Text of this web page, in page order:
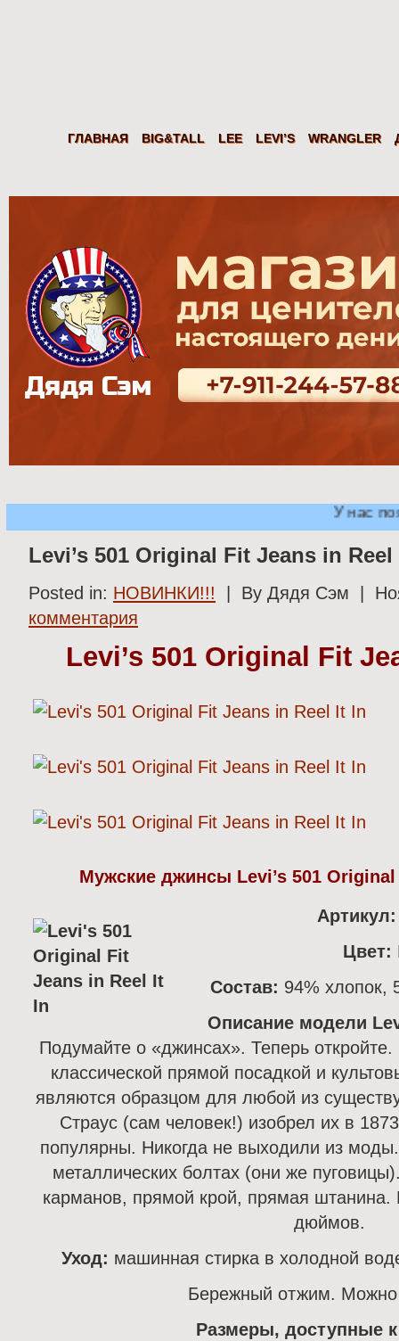
ГЛАВНАЯ BIG&TALL LEE LEVI’S WRANGLER
У нас
Levi’s 501 Original Fit Jeans in
Posted in: НОВИНКИ!!! | By Дядя Сэм |
комментария
Levi’s 501 Original Fit
Мужские джинсы Levi’s 501
Цвет:
Состав: 94% хлопок,
Описание модели
Подумайте о «джинсах». Теперь откройте.
классической прямой посадкой и
являются образцом для любой из
Страус (сам человек!) изобрел их в
популярны. Никогда не выходили из моды.
металлических болтах (они же
карманов, прямой крой, прямая
дюймов.
Уход: машинная стирка в холодной
Бережный отжим. Можно
Размеры, доступные к